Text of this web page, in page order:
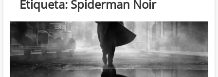
Etiqueta: Spiderman Noir